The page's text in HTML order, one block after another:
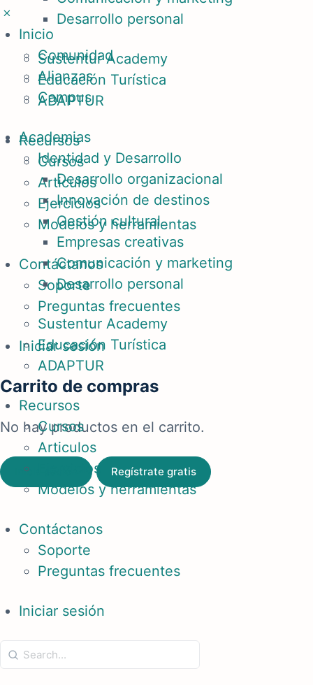
Desarrollo personal
Sustentur Academy
Educación Turística
ADAPTUR
Recursos
Cursos
Articulos
Ejercicios
Modelos y herramientas
Contáctanos
Soporte
Preguntas frecuentes
Iniciar sesión
Carrito de compras
No hay productos en el carrito.
Inicia sesión Regístrate gratis
Inicio
Comunidad
Alianzas
Campus
Academias
Identidad y Desarrollo
Desarrollo organizacional
Innovación de destinos
Gestión cultural
Empresas creativas
Comunicación y marketing
Desarrollo personal
Sustentur Academy
Educación Turística
ADAPTUR
Recursos
Cursos
Articulos
Ejercicios
Modelos y herramientas
Contáctanos
Soporte
Preguntas frecuentes
Iniciar sesión